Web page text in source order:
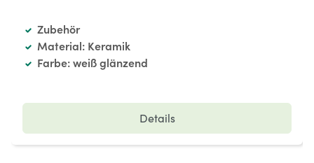
Zubehör
Material: Keramik
Farbe: weiß glänzend
Details